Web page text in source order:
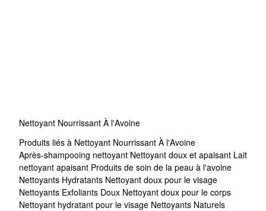
Nettoyant Nourrissant À l'Avoine
Produits liés à Nettoyant Nourrissant À l'Avoine
Après-shampooing nettoyant Nettoyant doux et apaisant Lait
nettoyant apaisant Produits de soin de la peau à l'avoine
Nettoyants Hydratants Nettoyant doux pour le visage
Nettoyants Exfoliants Doux Nettoyant doux pour le corps
Nettoyant hydratant pour le visage Nettoyants Naturels